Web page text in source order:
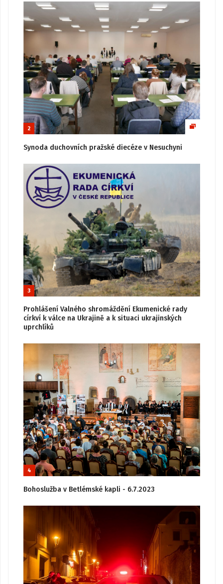
2
Synoda duchovních pražské diecéze v Nesuchyni
3
Prohlášení Valného shromáždění Ekumenické rady
církví k válce na Ukrajině a k situaci ukrajinských
uprchlíků
4
Bohoslužba v Betlémské kapli - 6.7.2023